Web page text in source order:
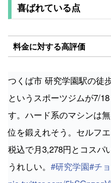
喜ばれている点
料金に対する高評価
つくば市 研究学園駅の徒
というスポーツジムが7/
す。ハード系のマシンは
位を鍛えれそう。セルフ
税込で月3,278円とコスパ
うれしい。 #研究学園#チ